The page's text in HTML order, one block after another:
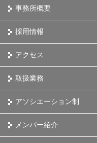
事務所概要
採用情報
アクセス
取扱業務
アソシエーション制
メンバー紹介